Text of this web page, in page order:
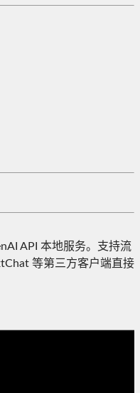
API 本地服务。支持流
等第三方客户端直接